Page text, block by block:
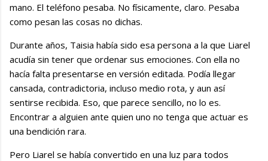
mano. El teléfono pesaba. No físicamente, claro. Pesaba
como pesan las cosas no dichas.
Durante años, Taisia había sido esa persona a la que Liarel
acudía sin tener que ordenar sus emociones. Con ella no
hacía falta presentarse en versión editada. Podía llegar
cansada, contradictoria, incluso medio rota, y aun así
sentirse recibida. Eso, que parece sencillo, no lo es.
Encontrar a alguien ante quien uno no tenga que actuar es
una bendición rara.
Pero Liarel se había convertido en una luz para todos